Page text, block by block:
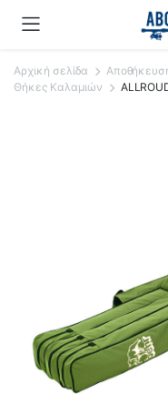
Αρχική σελίδα
Θήκες Καλαμιών